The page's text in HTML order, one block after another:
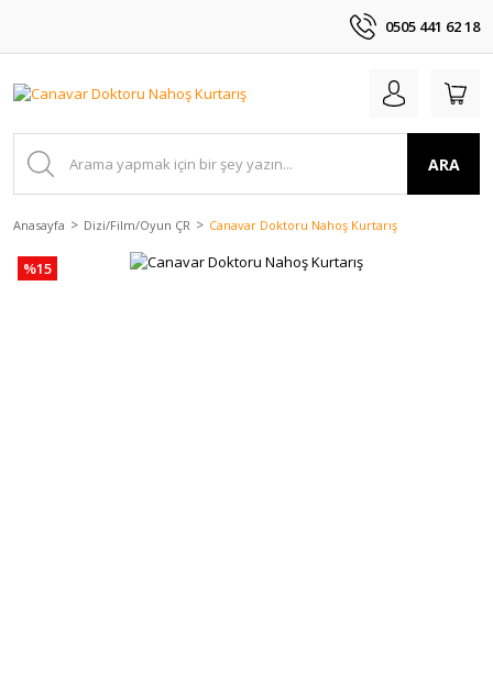
0505 441 62 18
ARA
Anasayfa Dizi/Film/Oyun ÇR Canavar Doktoru Nahoş Kurtarış
%15